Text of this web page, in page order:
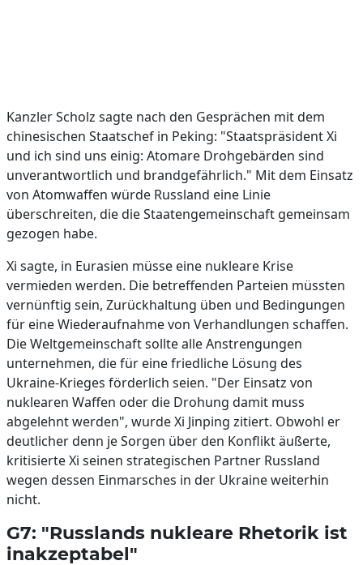
Kanzler Scholz sagte nach den Gesprächen mit dem
chinesischen Staatschef in Peking: "Staatspräsident Xi
und ich sind uns einig: Atomare Drohgebärden sind
unverantwortlich und brandgefährlich." Mit dem Einsatz
von Atomwaffen würde Russland eine Linie
überschreiten, die die Staatengemeinschaft gemeinsam
gezogen habe.
Xi sagte, in Eurasien müsse eine nukleare Krise
vermieden werden. Die betreffenden Parteien müssten
vernünftig sein, Zurückhaltung üben und Bedingungen
für eine Wiederaufnahme von Verhandlungen schaffen.
Die Weltgemeinschaft sollte alle Anstrengungen
unternehmen, die für eine friedliche Lösung des
Ukraine-Krieges förderlich seien. "Der Einsatz von
nuklearen Waffen oder die Drohung damit muss
abgelehnt werden", wurde Xi Jinping zitiert. Obwohl er
deutlicher denn je Sorgen über den Konflikt äußerte,
kritisierte Xi seinen strategischen Partner Russland
wegen dessen Einmarsches in der Ukraine weiterhin
nicht.
G7: "Russlands nukleare Rhetorik ist
inakzeptabel"